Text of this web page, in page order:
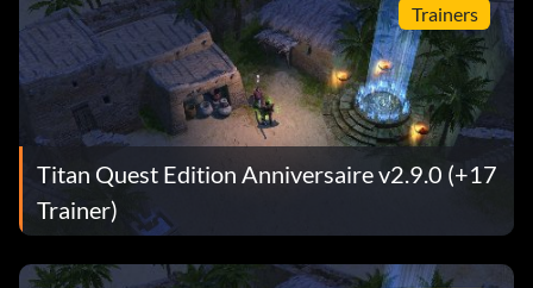
Trainers
Titan Quest Edition Anniversaire v2.9.0 (+17
Trainer)